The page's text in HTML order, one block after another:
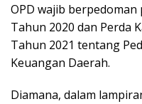
OPD wajib
Tahun 2020 dan Perda
Tahun 2021 tentang
Keuangan Daerah.
Diamana, dalam